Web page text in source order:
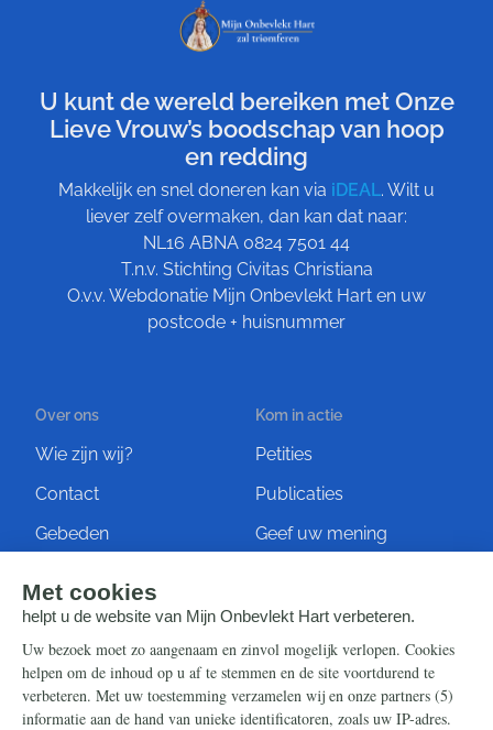
U kunt de wereld bereiken met Onze
Lieve Vrouw’s boodschap van hoop
en redding
Makkelijk en snel doneren kan via iDEAL. Wilt u
liever zelf overmaken, dan kan dat naar:
NL16 ABNA 0824 7501 44
T.n.v. Stichting Civitas Christiana
O.v.v. Webdonatie Mijn Onbevlekt Hart en uw
postcode + huisnummer
Over ons
Wie zijn wij?
Contact
Gebeden
Kom in actie
Petities
Publicaties
Geef uw mening
Steun ons
Nieuwsbrief
Eenmalig
Info
Contact
Ontvang onze Telegram-